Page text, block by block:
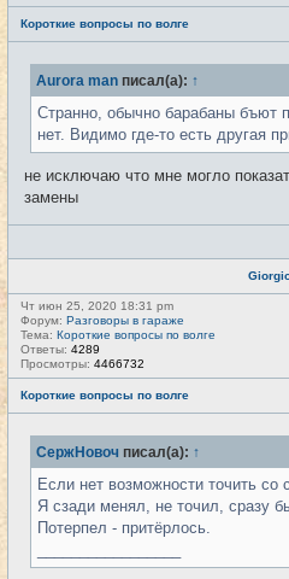
Короткие вопросы по волге
Aurora man писал(а): ↑
Странно, обычно барабаны бъют
нет. Видимо где-то есть другая
не исключаю что мне могло
замены
Чт июн 25, 2020 18:31 pm
Форум: Разговоры в гараже
Тема: Короткие вопросы по волге
Ответы: 4289
Просмотры: 4466732
Короткие вопросы по волге
СержНовоч писал(а): ↑
Если нет возможности точить со
Я сзади менял, не точил, сразу
Потерпел - притёрлось.